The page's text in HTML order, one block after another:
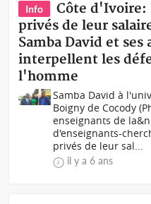
Info
Côte d'Ivoire:
privés de leur
Samba David et
interpellent les
l'homme
Samba David à
Boigny de Cocody
enseignants de
d'enseignants-
privés de leur sal...
il y a 6 ans